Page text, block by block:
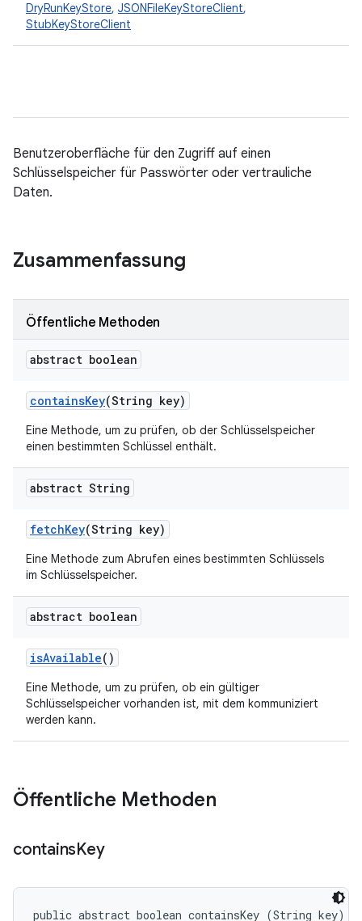
DryRunKeyStore, JSONFileKeyStoreClient,
StubKeyStoreClient
Benutzeroberfläche für den Zugriff auf einen
Schlüsselspeicher für Passwörter oder vertrauliche
Daten.
Zusammenfassung
Öffentliche Methoden
abstract boolean
containsKey(String key)
Eine Methode, um zu prüfen, ob der Schlüsselspeicher
einen bestimmten Schlüssel enthält.
abstract String
fetchKey(String key)
Eine Methode zum Abrufen eines bestimmten Schlüssels
im Schlüsselspeicher.
abstract boolean
isAvailable()
Eine Methode, um zu prüfen, ob ein gültiger
Schlüsselspeicher vorhanden ist, mit dem kommuniziert
werden kann.
Öffentliche Methoden
containsKey
public abstract boolean containsKey (String key)